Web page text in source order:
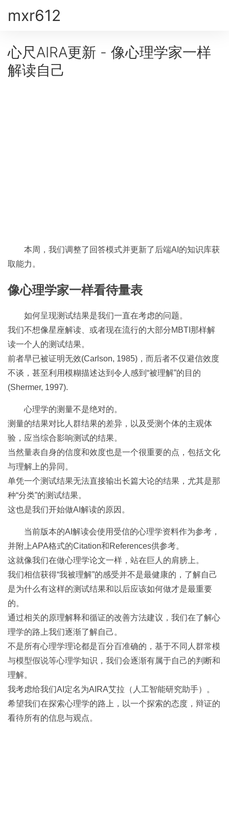
mxr612
心尺AIRA更新 - 像心理学家一样
解读自己
本周，我们调整了回答模式并更新了后端AI的知识库获
取能力。
像心理学家一样看待量表
如何呈现测试结果是我们一直在考虑的问题。
我们不想像星座解读、或者现在流行的大部分MBTI那样解
读一个人的测试结果。
前者早已被证明无效(Carlson, 1985)，而后者不仅避信效度
不谈，甚至利用模糊描述达到令人感到“被理解”的目的
(Shermer, 1997).
心理学的测量不是绝对的。
测量的结果对比人群结果的差异，以及受测个体的主观体
验，应当综合影响测试的结果。
当然量表自身的信度和效度也是一个很重要的点，包括文化
与理解上的异同。
单凭一个测试结果无法直接输出长篇大论的结果，尤其是那
种“分类”的测试结果。
这也是我们开始做AI解读的原因。
当前版本的AI解读会使用受信的心理学资料作为参考，
并附上APA格式的Citation和References供参考。
这就像我们在做心理学论文一样，站在巨人的肩膀上。
我们相信获得“我被理解”的感受并不是最健康的，了解自己
是为什么有这样的测试结果和以后应该如何做才是最重要
的。
通过相关的原理解释和循证的改善方法建议，我们在了解心
理学的路上我们逐渐了解自己。
不是所有心理学理论都是百分百准确的，基于不同人群常模
与模型假说等心理学知识，我们会逐渐有属于自己的判断和
理解。
我考虑给我们AI定名为AIRA艾拉（人工智能研究助手）。
希望我们在探索心理学的路上，以一个探索的态度，辩证的
看待所有的信息与观点。